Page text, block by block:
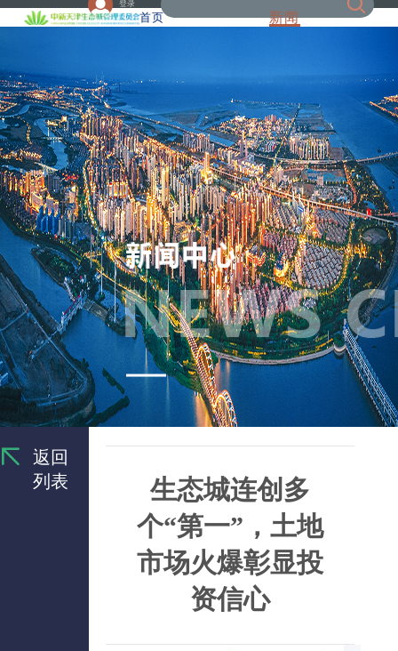
登录
首页 新闻
返回
列表
生态城连创多
个“第一”，土地
市场火爆彰显投
资信心